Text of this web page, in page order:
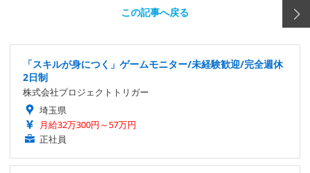
この記事へ戻る
「スキルが身につく」ゲームモニター/未経験歓迎/完全週休
2日制
株式会社プロジェクトトリガー
埼玉県
月給32万300円～57万円
正社員